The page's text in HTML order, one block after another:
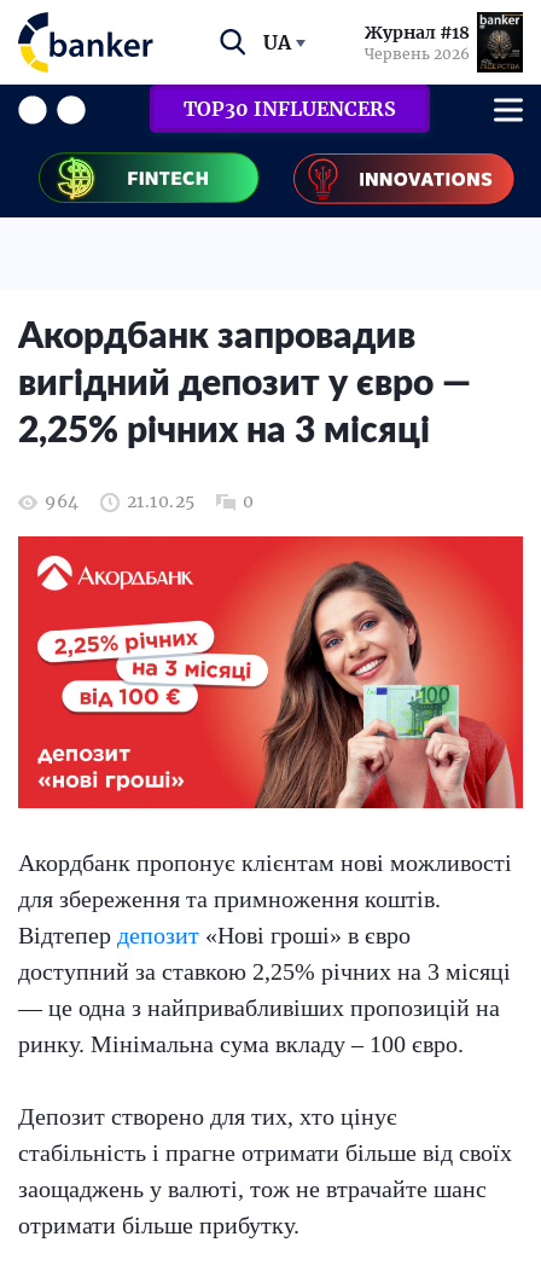
UA Журнал #18
Червень 2026
TOP30 INFLUENCERS
Акордбанк запровадив
вигідний депозит у євро —
2,25% річних на 3 місяці
964 21.10.25 0
Акордбанк пропонує клієнтам нові можливості
для збереження та примноження коштів.
Відтепер депозит «Нові гроші» в євро
доступний за ставкою 2,25% річних на 3 місяці
— це одна з найпривабливіших пропозицій на
ринку. Мінімальна сума вкладу – 100 євро.
Депозит створено для тих, хто цінує
стабільність і прагне отримати більше від своїх
заощаджень у валюті, тож не втрачайте шанс
отримати більше прибутку.